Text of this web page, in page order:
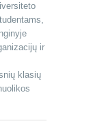
ir
klasių